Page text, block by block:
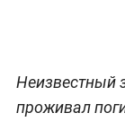
Неизвестный
проживал